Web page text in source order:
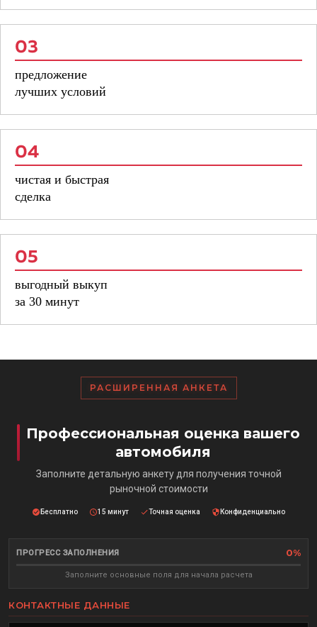
03
предложение
лучших условий
04
чистая и быстрая
сделка
05
выгодный выкуп
за 30 минут
РАСШИРЕННАЯ АНКЕТА
Профессиональная оценка вашего
автомобиля
Заполните детальную анкету для получения точной
рыночной стоимости
Бесплатно 15 минут Точная оценка Конфиденциально
ПРОГРЕСС ЗАПОЛНЕНИЯ 0%
Заполните основные поля для начала расчета
КОНТАКТНЫЕ ДАННЫЕ